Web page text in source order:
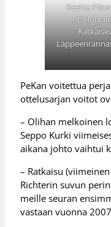
Reetta
ottelun
PeKan voitettua
ottelusarjan voitot
– Olihan melkoinen
Seppo Kurki
aikana johto vaihtui
– Ratkaisu
Richterin suvun
meille seuran
vastaan vuonna